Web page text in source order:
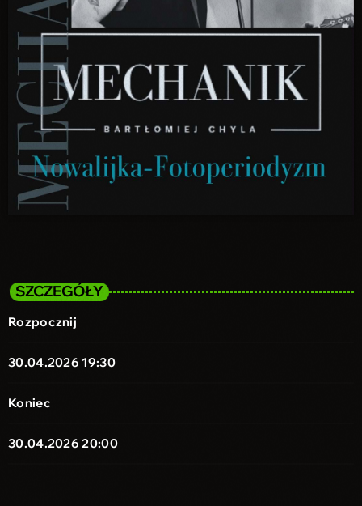
SZCZEGÓŁY
Rozpocznij
30.04.2026 19:30
Koniec
30.04.2026 20:00